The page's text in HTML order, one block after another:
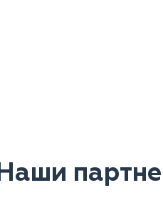
Наши